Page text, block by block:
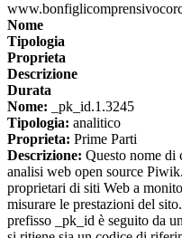
Nome
Tipologia
Proprieta
Descrizione
Durata
Nome: _pk_id.1.3245
Tipologia: analitico
Proprieta: Prime Parti
Descrizione: Questo nome di
analisi web open source
proprietari di siti Web a
misurare le prestazioni del
prefisso _pk_id è seguito da